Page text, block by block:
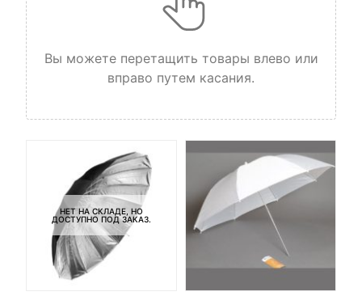
Вы можете перетащить товары влево или
вправо путем касания.
НЕТ НА СКЛАДЕ, НО
ДОСТУПНО ПОД ЗАКАЗ.